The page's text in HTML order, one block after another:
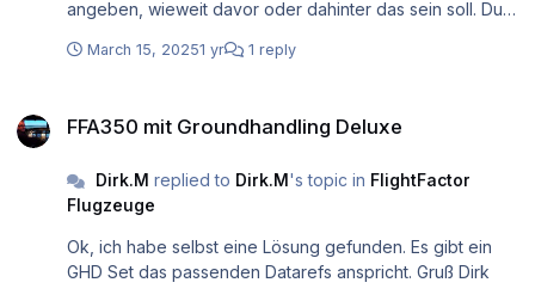
angeben, wieweit davor oder dahinter das sein soll. Du
March 15, 20251 yr 1 reply
FFA350 mit Groundhandling Deluxe
Dirk.M replied to Dirk.M's topic in FlightFactor
Flugzeuge
Ok, ich habe selbst eine Lösung gefunden. Es gibt ein
GHD Set das passenden Datarefs anspricht. Gruß Dirk